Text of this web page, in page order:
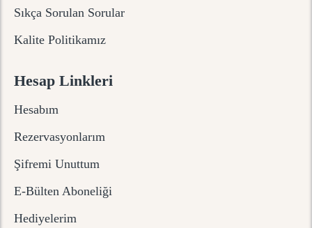
Sıkça Sorulan Sorular
Kalite Politikamız
Hesap Linkleri
Hesabım
Rezervasyonlarım
Şifremi Unuttum
E-Bülten Aboneliği
Hediyelerim